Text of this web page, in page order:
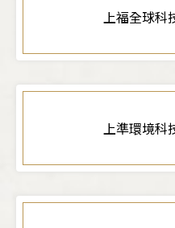
上福全球科
上準環境科